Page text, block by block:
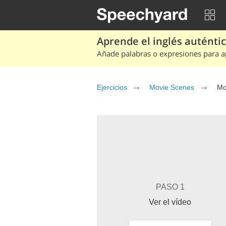
Aprende el inglés
Añade palabras o expresiones para
Ejercicios Movie Scenes
PASO 1
Ver el vídeo